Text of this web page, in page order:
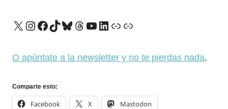
X Instagram
Facebook
TikTok
Bluesky
Threads
YouTube
LinkedIn
Enlace
Enlace
O apúntate a la newsletter y no te pierdas nada.
Comparte esto:
Facebook X Mastodon